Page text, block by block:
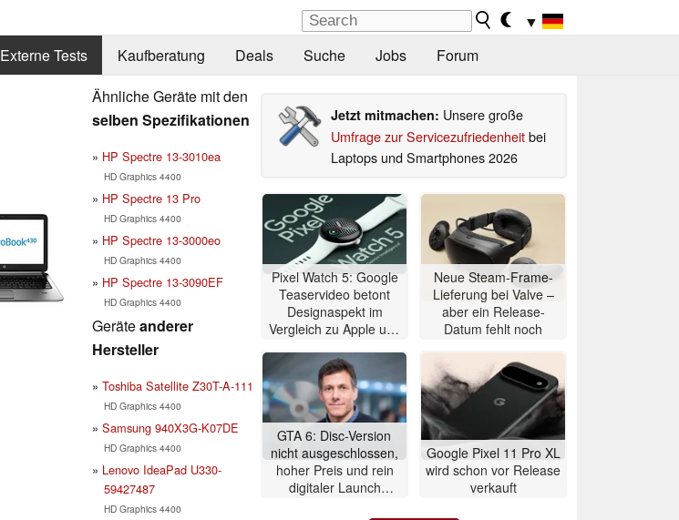
▼
Externe Tests Kaufberatung Deals Suche Jobs Forum
Ähnliche Geräte mit den
selben Spezifikationen
HP Spectre 13-3010ea
HD Graphics 4400
HP Spectre 13 Pro
HD Graphics 4400
HP Spectre 13-3000eo
HD Graphics 4400
HP Spectre 13-3090EF
HD Graphics 4400
Geräteanderer
Hersteller
Toshiba Satellite Z30T-A-111
HD Graphics 4400
Samsung 940X3G-K07DE
HD Graphics 4400
Lenovo IdeaPad U330-
59427487
HD Graphics 4400
Jetzt mitmachen: Unsere große
Umfrage zur Servicezufriedenheitbei
Laptops und Smartphones 2026
Pixel Watch 5: Google
Teaservideo betont
Designaspekt im
Vergleich zu Apple und
Neue Steam-Frame-
Lieferung bei Valve –
aber ein Release-
Datum fehlt noch
GTA 6: Disc-Version
nicht ausgeschlossen,
hoher Preis und rein
digitaler Launch
Google Pixel 11 Pro XL
wird schon vor Release
verkauft